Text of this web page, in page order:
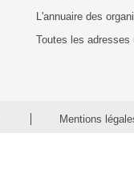
L'annuaire des
Toutes les adresses
Mentions